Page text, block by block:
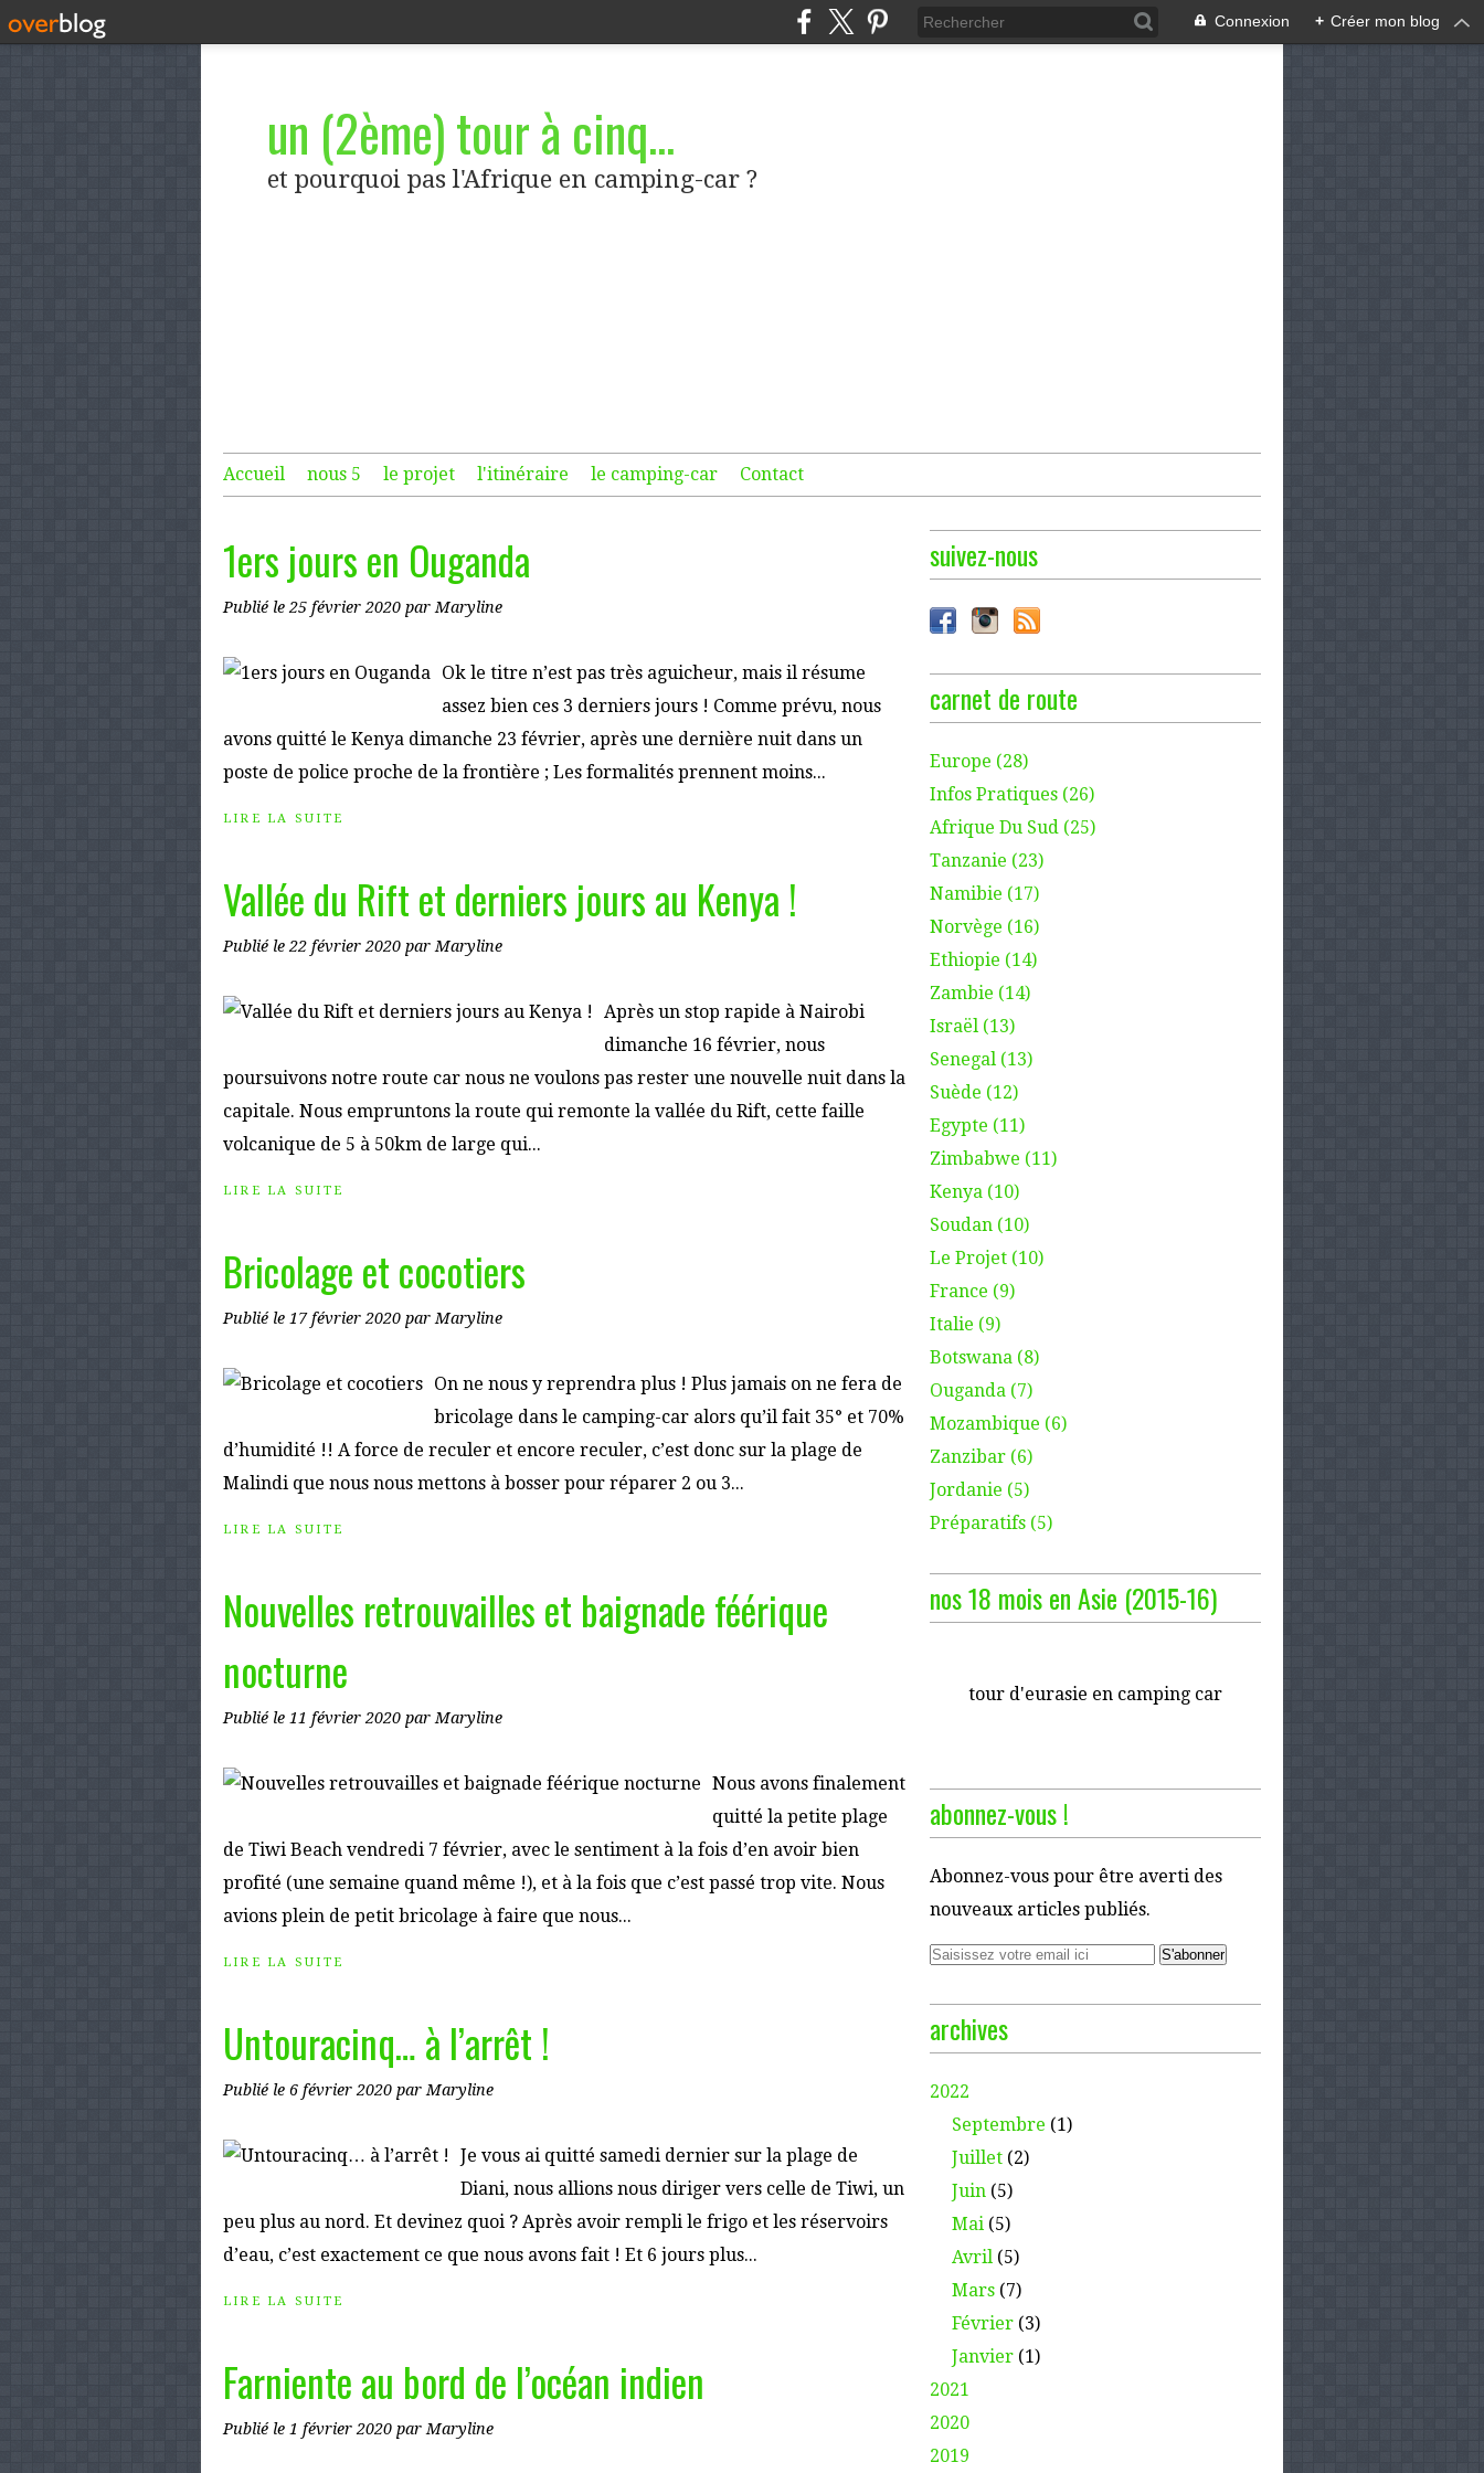
Connexion + Créer mon blog
un (2ème) tour à cinq...
et pourquoi pas l'Afrique en camping-car ?
Accueil nous 5 le projet l'itinéraire le camping-car Contact
1ers jours en Ouganda
Publié le 25 février 2020 par Maryline
Ok le titre n’est pas très aguicheur, mais il résume
assez bien ces 3 derniers jours ! Comme prévu, nous
avons quitté le Kenya dimanche 23 février, après une dernière nuit dans un
poste de police proche de la frontière ; Les formalités prennent moins...
LIRE LA SUITE
Vallée du Rift et derniers jours au Kenya !
Publié le 22 février 2020 par Maryline
Après un stop rapide à Nairobi
dimanche 16 février, nous
poursuivons notre route car nous ne voulons pas rester une nouvelle nuit dans la
capitale. Nous empruntons la route qui remonte la vallée du Rift, cette faille
volcanique de 5 à 50km de large qui...
LIRE LA SUITE
Bricolage et cocotiers
Publié le 17 février 2020 par Maryline
On ne nous y reprendra plus ! Plus jamais on ne fera de
bricolage dans le camping-car alors qu’il fait 35° et 70%
d’humidité !! A force de reculer et encore reculer, c’est donc sur la plage de
Malindi que nous nous mettons à bosser pour réparer 2 ou 3...
LIRE LA SUITE
Nouvelles retrouvailles et baignade féérique
nocturne
Publié le 11 février 2020 par Maryline
Nous avons finalement
quitté la petite plage
de Tiwi Beach vendredi 7 février, avec le sentiment à la fois d’en avoir bien
profité (une semaine quand même !), et à la fois que c’est passé trop vite. Nous
avions plein de petit bricolage à faire que nous...
LIRE LA SUITE
Untouracinq… à l’arrêt !
Publié le 6 février 2020 par Maryline
Je vous ai quitté samedi dernier sur la plage de
Diani, nous allions nous diriger vers celle de Tiwi, un
peu plus au nord. Et devinez quoi ? Après avoir rempli le frigo et les réservoirs
d’eau, c’est exactement ce que nous avons fait ! Et 6 jours plus...
LIRE LA SUITE
Farniente au bord de l’océan indien
Publié le 1 février 2020 par Maryline
suivez-nous
carnet de route
Europe (28)
Infos Pratiques (26)
Afrique Du Sud (25)
Tanzanie (23)
Namibie (17)
Norvège (16)
Ethiopie (14)
Zambie (14)
Israël (13)
Senegal (13)
Suède (12)
Egypte (11)
Zimbabwe (11)
Kenya (10)
Soudan (10)
Le Projet (10)
France (9)
Italie (9)
Botswana (8)
Ouganda (7)
Mozambique (6)
Zanzibar (6)
Jordanie (5)
Préparatifs (5)
nos 18 mois en Asie (2015-16)
tour d'eurasie en camping car
abonnez-vous !
Abonnez-vous pour être averti des
nouveaux articles publiés.
archives
2022
Septembre (1)
Juillet (2)
Juin (5)
Mai (5)
Avril (5)
Mars (7)
Février (3)
Janvier (1)
2021
2020
2019